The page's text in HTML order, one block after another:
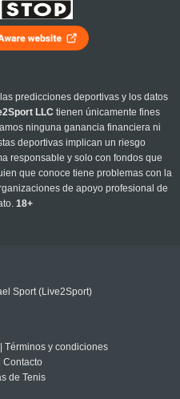
predicciones deportivas y los datos
LLC tienen únicamente fines
ninguna ganancia financiera ni
deportivas implican un riesgo
responsable y solo con fondos que
que conoce tiene problemas con la
de apoyo profesional de
18+
Sport (Live2Sport)
Términos y condiciones
Contacto
de Tenis